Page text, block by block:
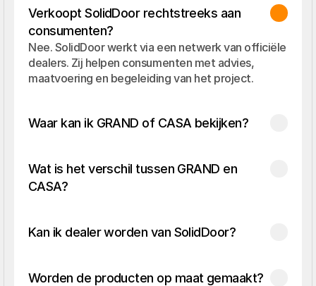
Verkoopt SolidDoor rechtstreeks aan
consumenten?
Nee. SolidDoor werkt via een netwerk van officiële
dealers. Zij helpen consumenten met advies,
maatvoering en begeleiding van het project.
Waar kan ik GRAND of CASA bekijken?
Wat is het verschil tussen GRAND en
CASA?
Kan ik dealer worden van SolidDoor?
Worden de producten op maat gemaakt?